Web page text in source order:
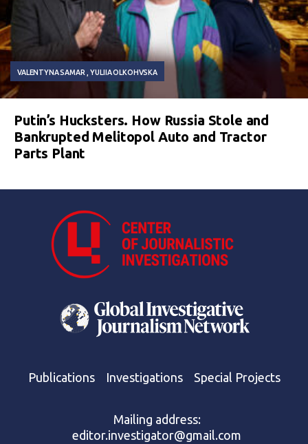
VALENTYNA SAMAR YULIIA OLKOHVSKA
Putin’s Hucksters. How Russia Stole and
Bankrupted Melitopol Auto and Tractor
Parts Plant
Publications Investigations Special Projects
Mailing address:
editor.investigator@gmail.com